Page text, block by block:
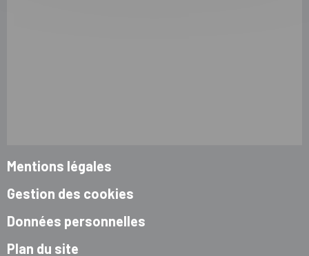
Mentions légales
Gestion des cookies
Données personnelles
Plan du site